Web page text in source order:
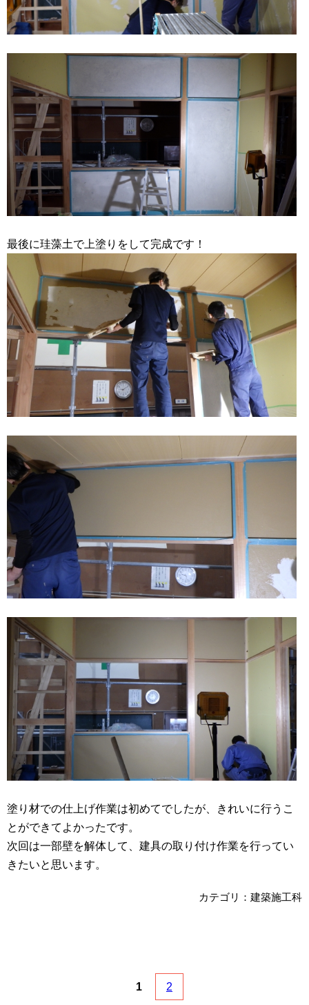
最後に珪藻土で上塗りをして完成です！
塗り材での仕上げ作業は初めてでしたが、きれいに行うこ
とができてよかったです。
次回は一部壁を解体して、建具の取り付け作業を行ってい
きたいと思います。
カテゴリ：建築施工科
1 2